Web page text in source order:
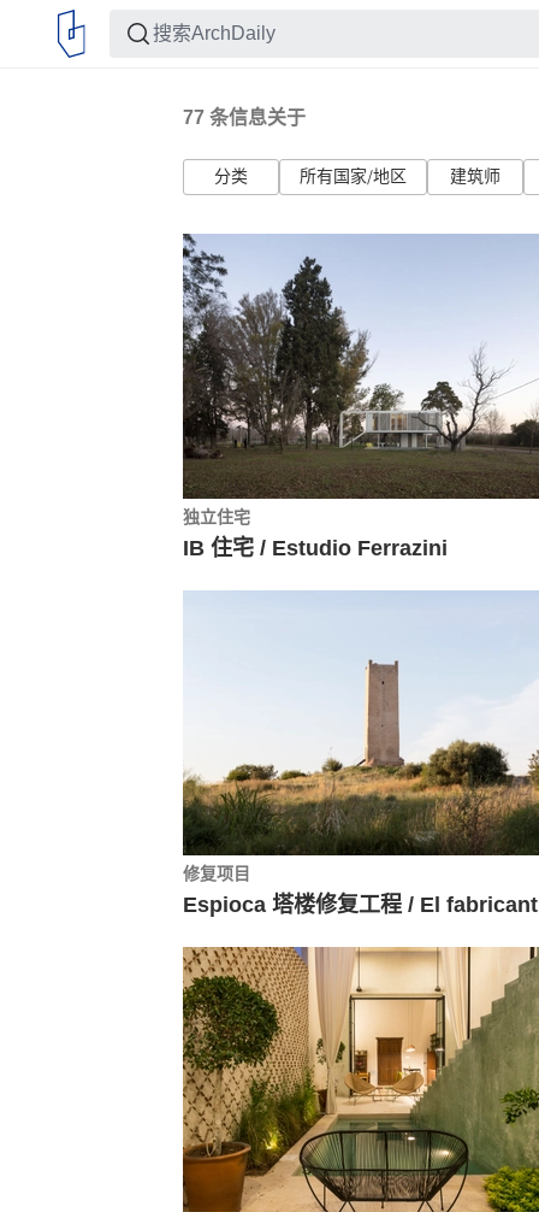
77 条信息关于
分类 所有国家/地区 建筑师
独立住宅
IB 住宅 / Estudio Ferrazini
修复项目